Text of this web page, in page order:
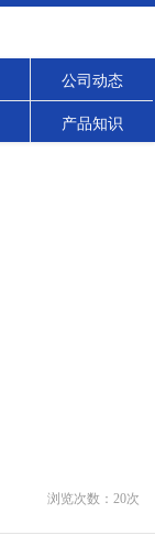
公司动态
产品知识
浏览次数： 20次